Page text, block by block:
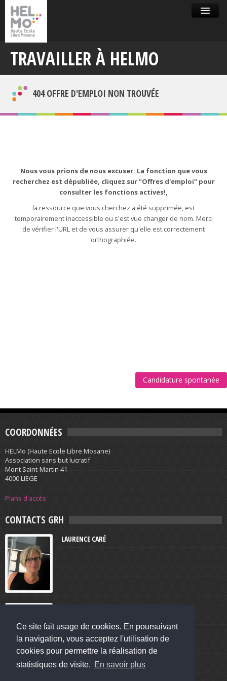
Ce site fait usage de cookies. En poursuivant
la navigation, vous acceptez l'utilisation de
cookies pour permettre la réalisation de
statistiques de visite. En savoir plus
TRAVAILLER À HELMO
404 OFFRE D'EMPLOI NON TROUVÉE
Nous vous prions de nous excuser. La fonction que vous
recherchez est dépubliée, cliquez sur "Offres d'emploi" pour
consulter les fonctions actives!,
la ressource que vous cherchez a été supprimée, est
temporairement inaccessible ou s'est vue changer de nom. Merci
de vérifier l'URL et de vous assurer qu'elle est correctement
orthographiée.
Candidature spontanée
COORDONNÉES
HELMo (Haute Ecole Libre Mosane)
Association sans but lucratif
Mont Saint-Martin 41
4000 LIEGE
Plans d'accès
CONTACTS GRH
LAURENCE CARÉ